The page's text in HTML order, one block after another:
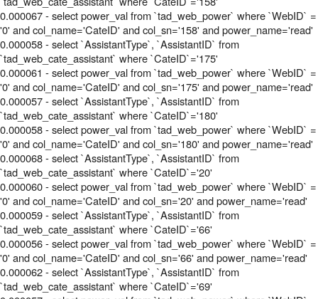
0.000067 - select power_val from `tad_web_power` where `WebID` =
'0' and col_name='CateID' and col_sn='158' and power_name='read'
0.000058 - select `AssistantType`, `AssistantID` from
`tad_web_cate_assistant` where `CateID`='175'
0.000061 - select power_val from `tad_web_power` where `WebID` =
'0' and col_name='CateID' and col_sn='175' and power_name='read'
0.000057 - select `AssistantType`, `AssistantID` from
`tad_web_cate_assistant` where `CateID`='180'
0.000058 - select power_val from `tad_web_power` where `WebID` =
'0' and col_name='CateID' and col_sn='180' and power_name='read'
0.000068 - select `AssistantType`, `AssistantID` from
`tad_web_cate_assistant` where `CateID`='20'
0.000060 - select power_val from `tad_web_power` where `WebID` =
'0' and col_name='CateID' and col_sn='20' and power_name='read'
0.000059 - select `AssistantType`, `AssistantID` from
`tad_web_cate_assistant` where `CateID`='66'
0.000056 - select power_val from `tad_web_power` where `WebID` =
'0' and col_name='CateID' and col_sn='66' and power_name='read'
0.000062 - select `AssistantType`, `AssistantID` from
`tad_web_cate_assistant` where `CateID`='69'